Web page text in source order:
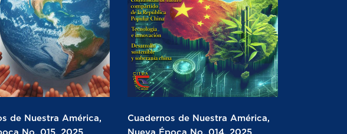
de Nuestra América,
No. 015, 2025
Cuadernos de Nuestra América,
Nueva Época No. 014, 2025